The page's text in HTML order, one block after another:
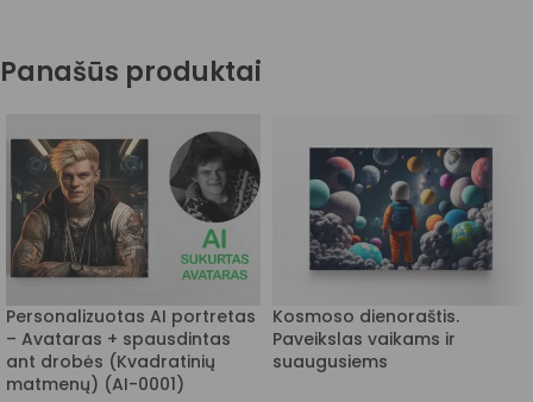
Panašūs produktai
Personalizuotas AI portretas
– Avataras + spausdintas
ant drobės (Kvadratinių
matmenų) (AI-0001)
Kosmoso dienoraštis.
Paveikslas vaikams ir
suaugusiems